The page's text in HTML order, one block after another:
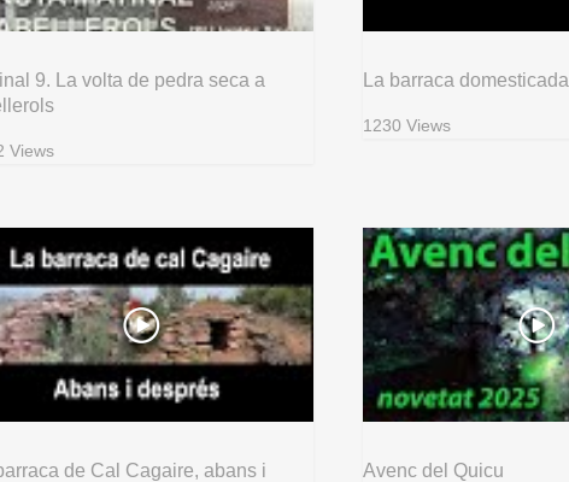
9. La volta de pedra seca a
Views
La barraca domesticada
1230 Views
de Cal Cagaire, abans i
Avenc del Quicu